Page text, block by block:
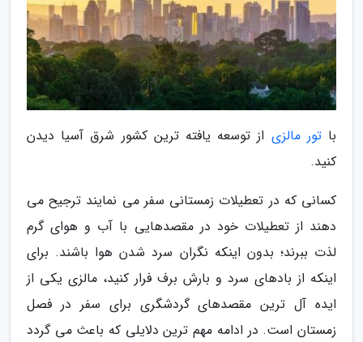
باتور مالزی از توسعه یافته ترین کشور شرق آسیا دیدن
کنید.
کسانی که در تعطیلات زمستانی سفر می نمایند ترجیح می
دهند از تعطیلات خود در مقصدهایی با آب و هوای گرم
لذت ببرند؛ بدون اینکه نگران سرد شدن هوا باشند. برای
اینکه از بادهای سرد و بارش برف فرار کنید، مالزی یکی از
ایده آل ترین مقصدهای گردشگری برای سفر در فصل
زمستان است. در ادامه مهم ترین دلایلی که باعث می گردد